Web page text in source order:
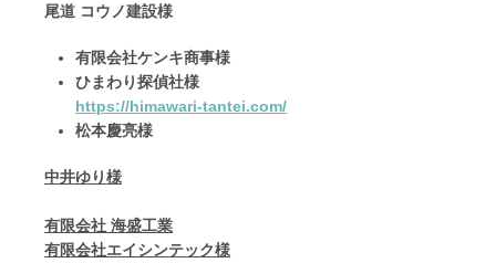
尾道 コウノ建設様
有限会社ケンキ商事様
ひまわり探偵社様
https://himawari-tantei.com/
️松本慶亮様
中井ゆり様
有限会社 海盛工業
有限会社エイシンテック様